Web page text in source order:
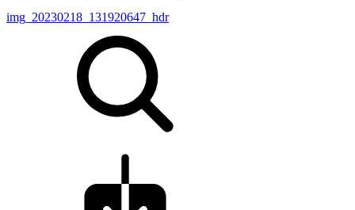
img_20230218_131920647_hdr